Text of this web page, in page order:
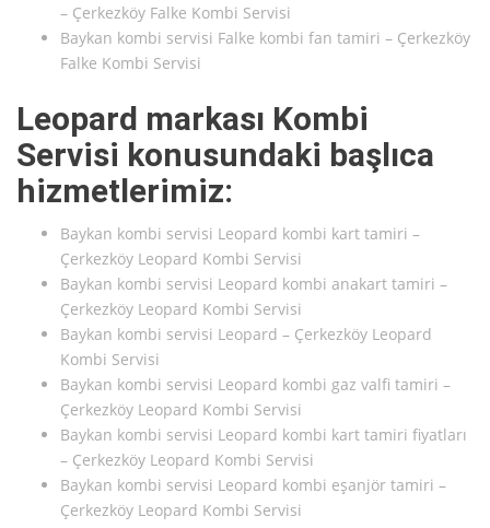
– Çerkezköy Falke Kombi Servisi
Baykan kombi servisi Falke kombi fan tamiri – Çerkezköy
Falke Kombi Servisi
Leopard markası Kombi
Servisi konusundaki başlıca
hizmetlerimiz:
Baykan kombi servisi Leopard kombi kart tamiri –
Çerkezköy Leopard Kombi Servisi
Baykan kombi servisi Leopard kombi anakart tamiri –
Çerkezköy Leopard Kombi Servisi
Baykan kombi servisi Leopard – Çerkezköy Leopard
Kombi Servisi
Baykan kombi servisi Leopard kombi gaz valfi tamiri –
Çerkezköy Leopard Kombi Servisi
Baykan kombi servisi Leopard kombi kart tamiri fiyatları
– Çerkezköy Leopard Kombi Servisi
Baykan kombi servisi Leopard kombi eşanjör tamiri –
Çerkezköy Leopard Kombi Servisi